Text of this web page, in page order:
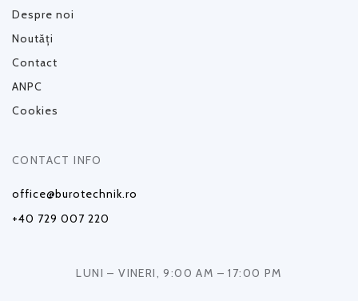
Despre noi
Noutăți
Contact
ANPC
Cookies
CONTACT INFO
office@burotechnik.ro
+40 729 007 220
LUNI – VINERI, 9:00 AM – 17:00 PM